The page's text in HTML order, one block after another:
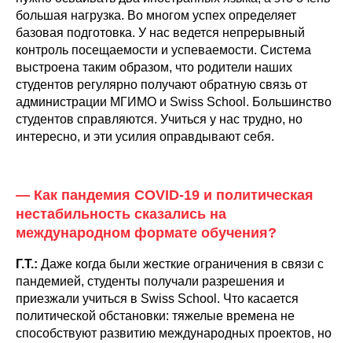
большая нагрузка. Во многом успех определяет
базовая подготовка. У нас ведется непрерывный
контроль посещаемости и успеваемости. Система
выстроена таким образом, что родители наших
студентов регулярно получают обратную связь от
администрации МГИМО и Swiss School. Большинство
студентов справляются. Учиться у нас трудно, но
интересно, и эти усилия оправдывают себя.
— Как пандемия COVID-19 и политическая
нестабильность сказались на
международном формате обучения?
Г.Т.: Даже когда были жесткие ограничения в связи с
пандемией, студенты получали разрешения и
приезжали учиться в Swiss School. Что касается
политической обстановки: тяжелые времена не
способствуют развитию международных проектов, но